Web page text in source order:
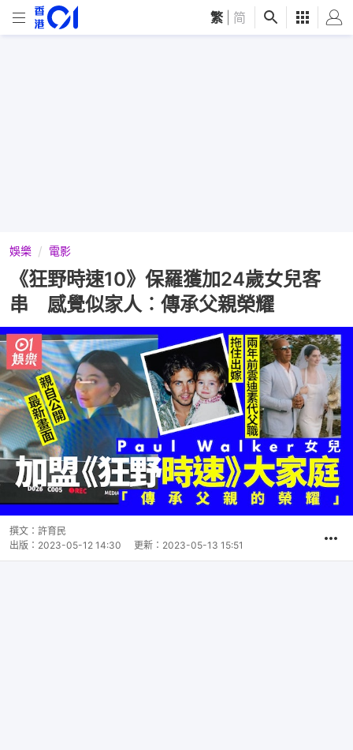
繁 简
娛樂 電影
《狂野時速10》保羅獲加24歲女兒客
串 感覺似家人︰傳承父親榮耀
撰文： 許育民
出版： 2023-05-12 14:30 更新： 2023-05-13 15:51